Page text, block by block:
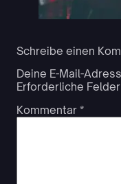
Schreibe einen
Deine E-Mail-
Erforderliche
Kommentar *